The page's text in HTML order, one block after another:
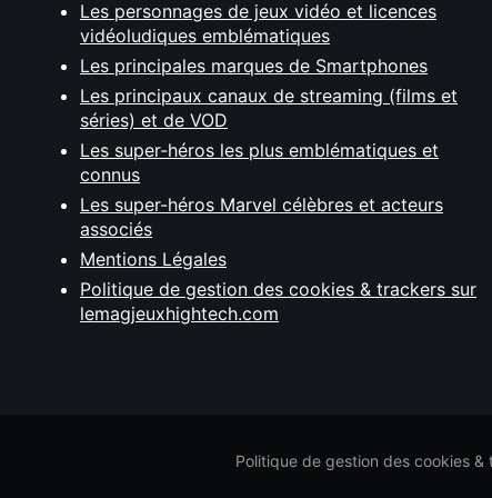
Les personnages de jeux vidéo et licences
vidéoludiques emblématiques
Les principales marques de Smartphones
Les principaux canaux de streaming (films et
séries) et de VOD
Les super-héros les plus emblématiques et
connus
Les super-héros Marvel célèbres et acteurs
associés
Mentions Légales
Politique de gestion des cookies & trackers sur
lemagjeuxhightech.com
Politique de gestion des cookies